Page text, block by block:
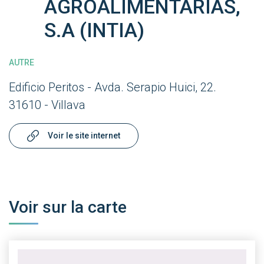
AGROALIMENTARIAS,
S.A (INTIA)
AUTRE
Edificio Peritos - Avda. Serapio Huici, 22.
31610 - Villava
Voir le site internet
Voir sur la carte